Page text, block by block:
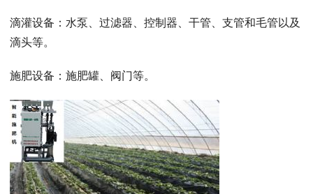
滴灌设备：水泵、过滤器、控制器、干管、支管和毛管以及
滴头等。
施肥设备：施肥罐、阀门等。